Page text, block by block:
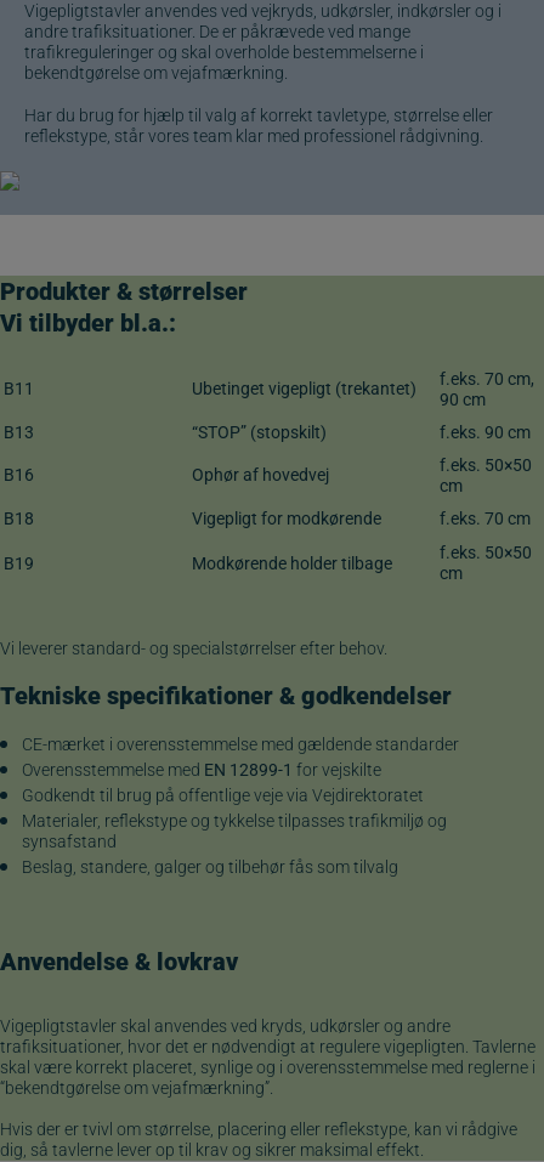
Vigepligtstavler anvendes ved vejkryds, udkørsler, indkørsler og i
andre trafiksituationer. De er påkrævede ved mange
trafikreguleringer og skal overholde bestemmelserne i
bekendtgørelse om vejafmærkning.
Har du brug for hjælp til valg af korrekt tavletype, størrelse eller
reflekstype, står vores team klar med professionel rådgivning.
Produkter & størrelser
Vi tilbyder bl.a.:
B11 Ubetinget vigepligt (trekantet)
f.eks. 70 cm,
90 cm
B13
“STOP” (stopskilt) f.eks. 90 cm
B16 Ophør af hovedvej
f.eks. 50×50
cm
B18
Vigepligt for modkørende f.eks. 70 cm
B19 Modkørende holder tilbage
f.eks. 50×50
cm
Vi leverer standard- og specialstørrelser efter behov.
Tekniske specifikationer & godkendelser
CE-mærket i overensstemmelse med gældende standarder
Overensstemmelse med EN 12899-1 for vejskilte
Godkendt til brug på offentlige veje via Vejdirektoratet
Materialer, reflekstype og tykkelse tilpasses trafikmiljø og
synsafstand
Beslag, standere, galger og tilbehør fås som tilvalg
Anvendelse & lovkrav
Vigepligtstavler skal anvendes ved kryds, udkørsler og andre
trafiksituationer, hvor det er nødvendigt at regulere vigepligten. Tavlerne
skal være korrekt placeret, synlige og i overensstemmelse med reglerne i
“bekendtgørelse om vejafmærkning”.
Hvis der er tvivl om størrelse, placering eller reflekstype, kan vi rådgive
dig, så tavlerne lever op til krav og sikrer maksimal effekt.